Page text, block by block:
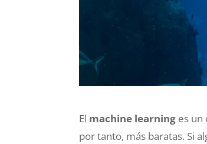
El machine learning es un
por tanto, más baratas. Si